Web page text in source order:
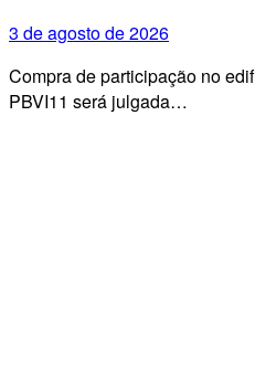
3 de agosto de 2026
Compra de participação no
PBVI11 será julgada…